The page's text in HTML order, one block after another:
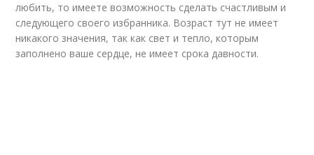
любить, то имеете возможность сделать счастливым и
следующего своего избранника. Возраст тут не имеет
никакого значения, так как свет и тепло, которым
заполнено ваше сердце, не имеет срока давности.